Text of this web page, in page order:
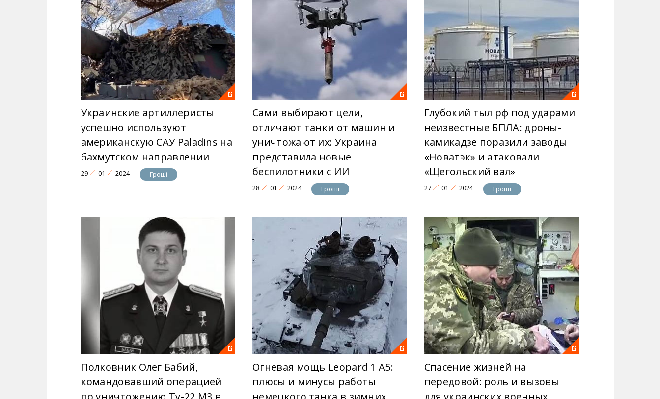
Украинские артиллеристы
успешно используют
американскую САУ Paladins на
бахмутском направлении
29 01 2024 Гроші
Сами выбирают цели,
отличают танки от машин и
уничтожают их: Украина
представила новые
беспилотники с ИИ
28 01 2024 Гроші
Глубокий тыл рф под ударами
неизвестные БПЛА: дроны-
камикадзе поразили заводы
«Новатэк» и атаковали
«Щегольский вал»
27 01 2024 Гроші
Полковник Олег Бабий,
командовавший операцией
Огневая мощь Leopard 1 A5:
плюсы и минусы работы
Спасение жизней на
передовой: роль и вызовы